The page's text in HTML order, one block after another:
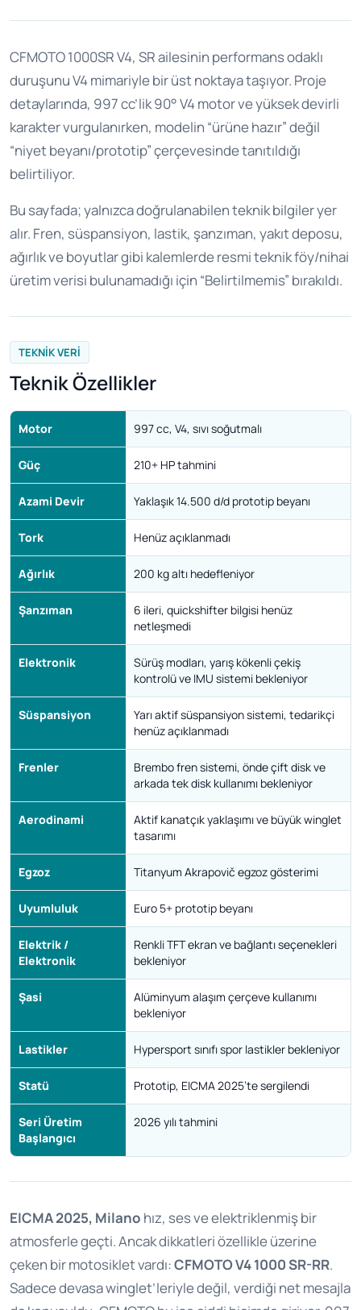
CFMOTO 1000SR V4, SR ailesinin performans odaklı
duruşunu V4 mimariyle bir üst noktaya taşıyor. Proje
detaylarında, 997 cc’lik 90° V4 motor ve yüksek devirli
karakter vurgulanırken, modelin “ürüne hazır” değil
“niyet beyanı/prototip” çerçevesinde tanıtıldığı
belirtiliyor.
Bu sayfada; yalnızca doğrulanabilen teknik bilgiler yer
alır. Fren, süspansiyon, lastik, şanzıman, yakıt deposu,
ağırlık ve boyutlar gibi kalemlerde resmi teknik föy/nihai
üretim verisi bulunamadığı için “Belirtilmemis” bırakıldı.
TEKNIK VERI
Teknik Özellikler
Motor 997 cc, V4, sıvı soğutmalı
Güç 210+ HP tahmini
Azami Devir Yaklaşık 14.500 d/d prototip beyanı
Tork Henüz açıklanmadı
Ağırlık 200 kg altı hedefleniyor
Şanzıman
6 ileri, quickshifter bilgisi henüz
netleşmedi
Elektronik
Sürüş modları, yarış kökenli çekiş
kontrolü ve IMU sistemi bekleniyor
Süspansiyon
Yarı aktif süspansiyon sistemi, tedarikçi
henüz açıklanmadı
Frenler
Brembo fren sistemi, önde çift disk ve
arkada tek disk kullanımı bekleniyor
Aerodinami
Aktif kanatçık yaklaşımı ve büyük winglet
tasarımı
Egzoz Titanyum Akrapovič egzoz gösterimi
Uyumluluk Euro 5+ prototip beyanı
Elektrik /
Elektronik
Renkli TFT ekran ve bağlantı seçenekleri
bekleniyor
Şasi
Alüminyum alaşım çerçeve kullanımı
bekleniyor
Lastikler Hypersport sınıfı spor lastikler bekleniyor
Statü Prototip, EICMA 2025’te sergilendi
Seri Üretim
Başlangıcı
2026 yılı tahmini
EICMA 2025, Milano hız, ses ve elektriklenmiş bir
atmosferle geçti. Ancak dikkatleri özellikle üzerine
çeken bir motosiklet vardı:CFMOTO V4 1000 SR-RR.
Sadece devasa winglet’leriyle değil, verdiği net mesajla